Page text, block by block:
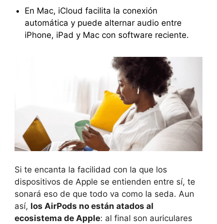
En Mac, iCloud facilita la conexión
automática y puede alternar audio entre
iPhone, iPad y Mac con software reciente.
Si te encanta la facilidad con la que los
dispositivos de Apple se entienden entre sí, te
sonará eso de que todo va como la seda. Aun
así, los AirPods no están atados al
ecosistema de Apple: al final son auriculares